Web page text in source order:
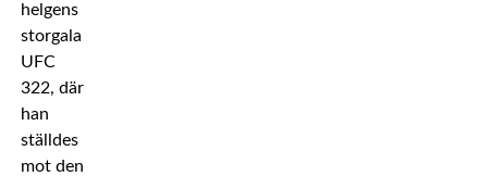
helgens
storgala
UFC
322, där
han
ställdes
mot den